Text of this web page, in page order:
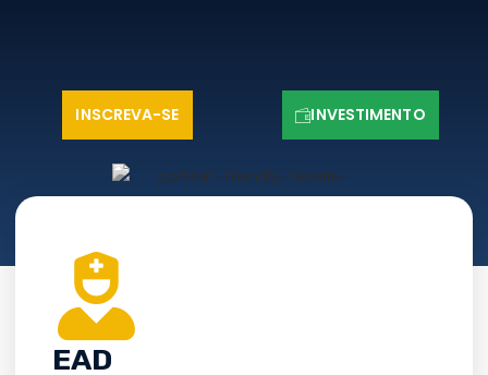
INSCREVA-SE INVESTIMENTO
EAD